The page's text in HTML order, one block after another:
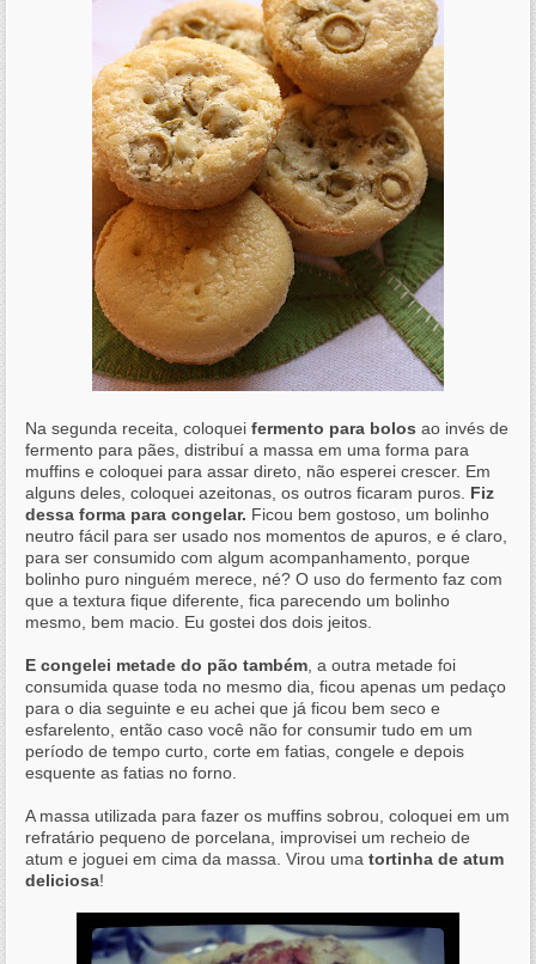
Na segunda receita, coloquei fermento para bolos ao invés de
fermento para pães, distribuí a massa em uma forma para
muffins e coloquei para assar direto, não esperei crescer. Em
alguns deles, coloquei azeitonas, os outros ficaram puros. Fiz
dessa forma para congelar. Ficou bem gostoso, um bolinho
neutro fácil para ser usado nos momentos de apuros, e é claro,
para ser consumido com algum acompanhamento, porque
bolinho puro ninguém merece, né? O uso do fermento faz com
que a textura fique diferente, fica parecendo um bolinho
mesmo, bem macio. Eu gostei dos dois jeitos.
E congelei metade do pão também , a outra metade foi
consumida quase toda no mesmo dia, ficou apenas um pedaço
para o dia seguinte e eu achei que já ficou bem seco e
esfarelento, então caso você não for consumir tudo em um
período de tempo curto, corte em fatias, congele e depois
esquente as fatias no forno.
A massa utilizada para fazer os muffins sobrou, coloquei em um
refratário pequeno de porcelana, improvisei um recheio de
atum e joguei em cima da massa. Virou uma tortinha de atum
deliciosa!